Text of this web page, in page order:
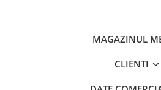
MAGAZINUL
CLIENTI